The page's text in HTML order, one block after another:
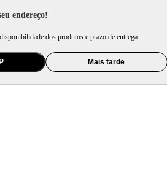
endereço!
dos produtos e prazo de entrega.
Mais tarde
/ Batedeira